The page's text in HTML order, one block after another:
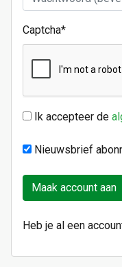
Captcha*
Ik accepteer de
Nieuwsbrief
Heb je al een